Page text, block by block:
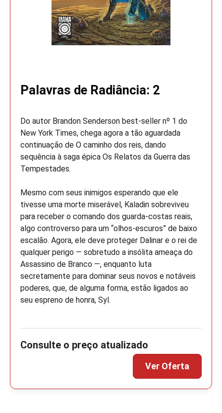
Palavras de Radiância: 2
Do autor Brandon Senderson best-seller nº 1 do
New York Times, chega agora a tão aguardada
continuação de O caminho dos reis, dando
sequência à saga épica Os Relatos da Guerra das
Tempestades.
Mesmo com seus inimigos esperando que ele
tivesse uma morte miserável, Kaladin sobreviveu
para receber o comando dos guarda-costas reais,
algo controverso para um “olhos-escuros” de baixo
escalão. Agora, ele deve proteger Dalinar e o rei de
qualquer perigo ― sobretudo a insólita ameaça do
Assassino de Branco ―, enquanto luta
secretamente para dominar seus novos e notáveis
poderes, que, de alguma forma, estão ligados ao
seu espreno de honra, Syl.